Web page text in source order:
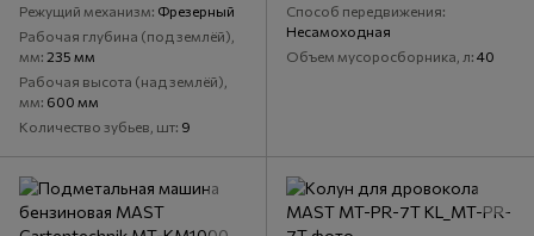
Режущий механизм Фрезерный
Рабочая глубина (под землёй),
мм 235 мм
Рабочая высота (над землёй),
мм 600 мм
Количество зубьев, шт 9
Способ передвижения
Несамоходная
Объем мусоросборника, л 40